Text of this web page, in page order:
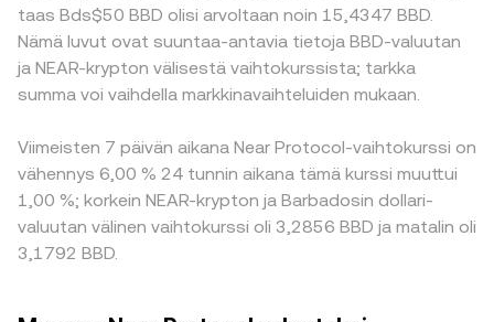
taas Bds$50 BBD olisi arvoltaan noin 15,4347 BBD.
Nämä luvut ovat suuntaa-antavia tietoja BBD-valuutan
ja NEAR-krypton välisestä vaihtokurssista; tarkka
summa voi vaihdella markkinavaihteluiden mukaan.
Viimeisten 7 päivän aikana Near Protocol-vaihtokurssi on
vähennys 6,00 % 24 tunnin aikana tämä kurssi muuttui
1,00 %; korkein NEAR-krypton ja Barbadosin dollari-
valuutan välinen vaihtokurssi oli 3,2856 BBD ja matalin oli
3,1792 BBD.